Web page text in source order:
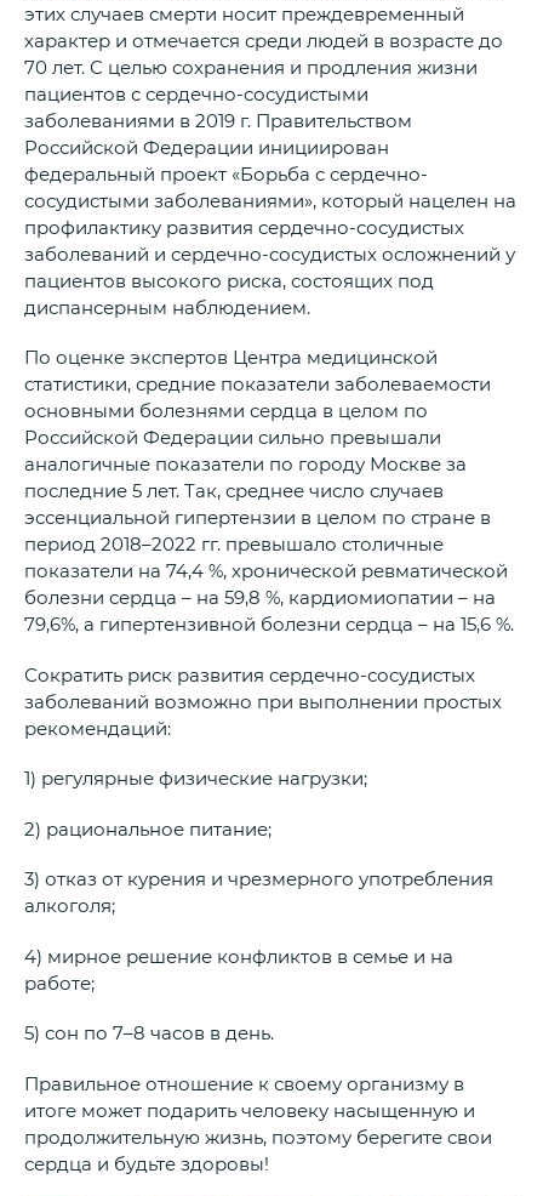
этих случаев смерти носит преждевременный
характер и отмечается среди людей в возрасте до
70 лет. С целью сохранения и продления жизни
пациентов с сердечно-сосудистыми
заболеваниями в 2019 г. Правительством
Российской Федерации инициирован
федеральный проект «Борьба с сердечно-
сосудистыми заболеваниями», который нацелен на
профилактику развития сердечно-сосудистых
заболеваний и сердечно-сосудистых осложнений у
пациентов высокого риска, состоящих под
диспансерным наблюдением.
По оценке экспертов Центра медицинской
статистики, средние показатели заболеваемости
основными болезнями сердца в целом по
Российской Федерации сильно превышали
аналогичные показатели по городу Москве за
последние 5 лет. Так, среднее число случаев
эссенциальной гипертензии в целом по стране в
период 2018–2022 гг. превышало столичные
показатели на 74,4 %, хронической ревматической
болезни сердца – на 59,8 %, кардиомиопатии – на
79,6%, а гипертензивной болезни сердца – на 15,6 %.
Сократить риск развития сердечно-сосудистых
заболеваний возможно при выполнении простых
рекомендаций:
1) регулярные физические нагрузки;
2) рациональное питание;
3) отказ от курения и чрезмерного употребления
алкоголя;
4) мирное решение конфликтов в семье и на
работе;
5) сон по 7–8 часов в день.
Правильное отношение к своему организму в
итоге может подарить человеку насыщенную и
продолжительную жизнь, поэтому берегите свои
сердца и будьте здоровы!